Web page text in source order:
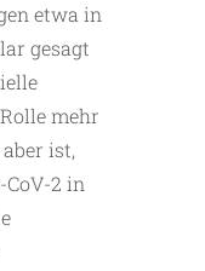
etwa in
gesagt
mehr
ist,
CoV-2 in